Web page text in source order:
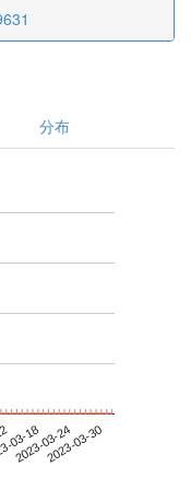
分布
03-18
2023-03-242023-03-30